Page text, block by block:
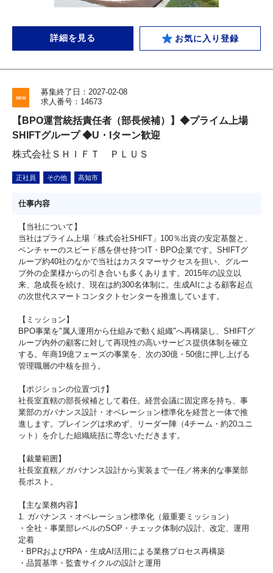
詳細を見る お気に入り登録
募集終了日：2027-02-08
求人番号：14673
【BPO運営統括責任者（部長候補）】◆プライム上場
SHIFTグループ ◆U・Iターン歓迎
株式会社ＳＨＩＦＴ ＰＬＵＳ
正社員 その他 高知市
仕事内容
【当社について】
当社はプライム上場「株式会社SHIFT」100％出資の安定基盤と、
ベンチャーのスピード感を併せ持つIT・BPO企業です。SHIFTグ
ループ約40社のなかで当社はカスタマーサクセスを担い、グルー
プ外の企業様からの引き合いも多くあります。2015年の設立以
来、急成長を続け、現在は約300名体制に。生成AIによる顧客起点
の次世代スマートコンタクトセンターを推進しています。
【ミッション】
BPO事業を"属人運用から仕組みで動く組織"へ再構築し、SHIFTグ
ループ内外の顧客に対して再現性の高いサービス提供体制を確立
する。年商19億フェーズの事業を、次の30億・50億に押し上げる
管理職層の中核を担う。
【ポジションの位置づけ】
社長室直轄の部長候補として着任。経営会議に固定席を持ち、事
業部のガバナンス設計・オペレーション標準化を経営と一体で推
進します。プレイングは求めず、リーダー陣（4チーム・約20ユニ
ット）を介した組織統括に専念いただきます。
【裁量範囲】
社長室直轄／ガバナンス設計から実装まで一任／将来的な事業部
長ポスト。
【主な業務内容】
1. ガバナンス・オペレーション標準化（最重要ミッション）
・全社・事業部レベルのSOP・チェック体制の設計、改定、運用
定着
・BPRおよびRPA・生成AI活用による業務プロセス再構築
・品質基準・監査サイクルの設計と運用